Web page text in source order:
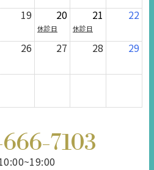
19 20
休診日
21
休診日
22
26 27 28 29
7103